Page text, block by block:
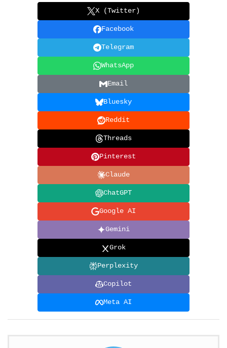
X (Twitter)
Facebook
Telegram
WhatsApp
Email
Bluesky
Reddit
Threads
Pinterest
Claude
ChatGPT
Google AI
Gemini
Grok
Perplexity
Copilot
Meta AI